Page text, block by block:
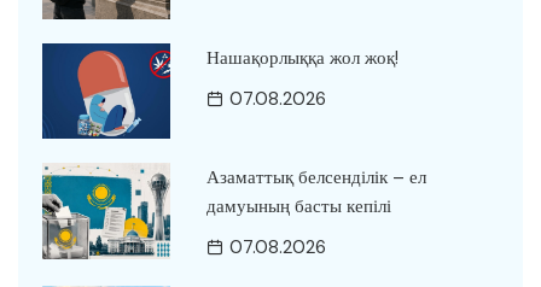
Нашақорлыққа жол жоқ!
07.08.2026
Азаматтық белсенділік – ел
дамуының басты кепілі
07.08.2026